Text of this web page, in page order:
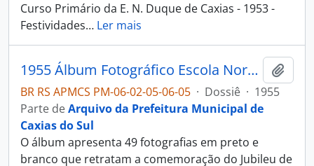
Curso Primário da E. N. Duque de Caxias - 1953 -
Festividades… Ler mais
1955 Álbum Fotográfico Escola Normal Duque de Caxias
BR RS APMCS PM-06-02-05-06-05 · Dossiê · 1955
Parte deArquivo da Prefeitura Municipal de
Caxias do Sul
O álbum apresenta 49 fotografias em preto e
branco que retratam a comemoração do Jubileu de